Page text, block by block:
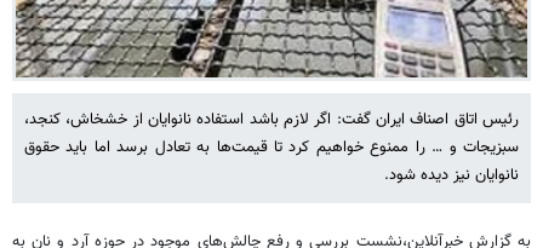
رئیس اتاق اصناف ایران گفت: اگر لازم باشد استفاده نانوایان از خشخاش، کنجد،
سبزیجات و … را ممنوع خواهیم کرد تا قیمت‌ها به تعادل برسد اما باید حقوق
نانوایان نیز دیده شود.
به گزارش خبرآنلاین،نشست بررسی و رفع چالش‌های موجود در حوزه آرد و نان به